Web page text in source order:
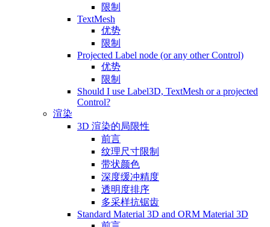
限制
TextMesh
优势
限制
Projected Label node (or any other Control)
优势
限制
Should I use Label3D, TextMesh or a projected
Control?
渲染
3D 渲染的局限性
前言
纹理尺寸限制
带状颜色
深度缓冲精度
透明度排序
多采样抗锯齿
Standard Material 3D and ORM Material 3D